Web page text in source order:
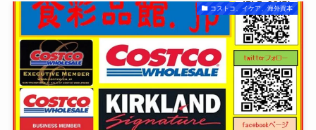
コストコ、イケア、海外資本